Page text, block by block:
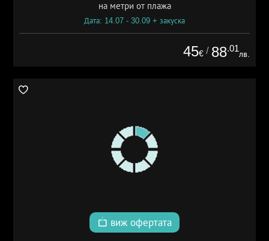
на метри от плажа
Дата: 14.07 - 30.09 + закуска
45€ / 88.01
лв.
виж офертата